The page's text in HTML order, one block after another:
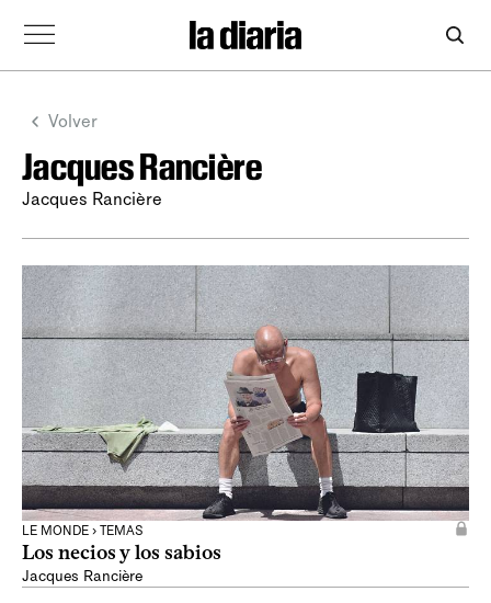
Volver
Jacques Rancière
Jacques Rancière
LE MONDE › TEMAS
Los necios y los sabios
Jacques Rancière